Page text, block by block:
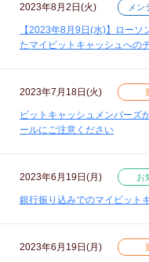
2023年8月2日(火) メン
【2023年8月9日(水)】ロー
たマイビットキャッシュへの
2023年7月18日(火)
ビットキャッシュメンバーズ
ールにご注意ください
2023年6月19日(月) お
銀行振り込みでのマイビット
2023年6月19日(月)